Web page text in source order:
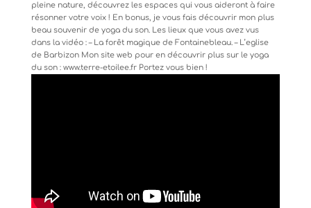
pleine nature, découvrez les espaces qui vous aideront à faire
résonner votre voix ! En bonus, je vous fais découvrir mon plus
beau souvenir de yoga du son. Les lieux que vous avez vus
dans la vidéo : – La forêt magique de Fontainebleau. – L’eglise
de Barbizon Mon site web pour en découvrir plus sur le yoga
du son : www.terre-etoilee.fr Portez vous bien !